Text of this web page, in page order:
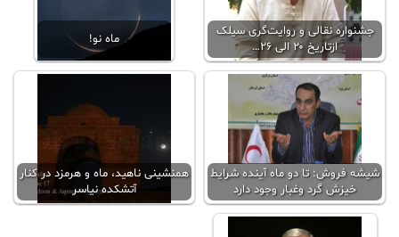
جشنواره نقالی و روایت‌گری سیلک
ازتاریخ ۲۰ الی ۲۶…
ماه نو!
شیشه فروش: تا دو ماه آینده شرایط
خیزش گرد وغبار وجود دارد
همنشینی ناهید، ماه و هرمزد در کنار
آتشکده نیاسر